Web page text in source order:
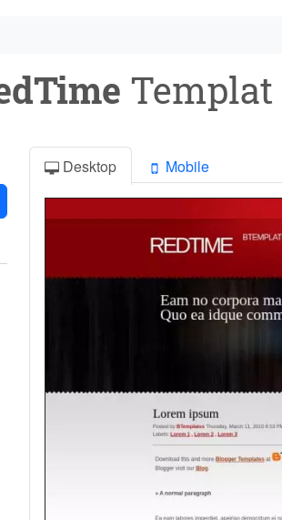
Templat
Desktop Mobile